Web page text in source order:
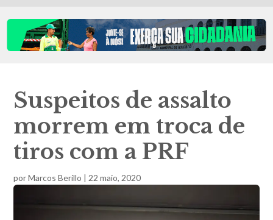
Suspeitos de assalto
morrem em troca de
tiros com a PRF
porMarcos Berillo | 22 maio, 2020